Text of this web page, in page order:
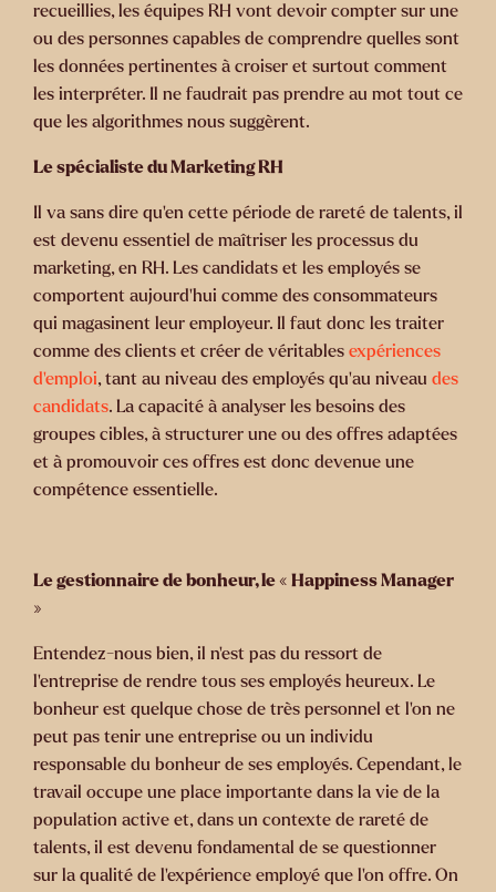
recueillies, les équipes RH vont devoir compter sur une
ou des personnes capables de comprendre quelles sont
les données pertinentes à croiser et surtout comment
les interpréter. Il ne faudrait pas prendre au mot tout ce
que les algorithmes nous suggèrent.
Le spécialiste du Marketing RH
Il va sans dire qu’en cette période de rareté de talents, il
est devenu essentiel de maîtriser les processus du
marketing, en RH. Les candidats et les employés se
comportent aujourd’hui comme des consommateurs
qui magasinent leur employeur. Il faut donc les traiter
comme des clients et créer de véritables expériences
d’emploi, tant au niveau des employés qu’au niveau des
candidats. La capacité à analyser les besoins des
groupes cibles, à structurer une ou des offres adaptées
et à promouvoir ces offres est donc devenue une
compétence essentielle.
Le gestionnaire de bonheur, le « Happiness Manager
»
Entendez-nous bien, il n’est pas du ressort de
l’entreprise de rendre tous ses employés heureux. Le
bonheur est quelque chose de très personnel et l’on ne
peut pas tenir une entreprise ou un individu
responsable du bonheur de ses employés. Cependant, le
travail occupe une place importante dans la vie de la
population active et, dans un contexte de rareté de
talents, il est devenu fondamental de se questionner
sur la qualité de l’expérience employé que l’on offre. On